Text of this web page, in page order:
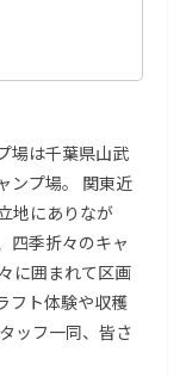
場は千葉県山武
ンプ場。 関東近
地にありなが
四季折々のキャ
に囲まれて区画
フト体験や収穫
ッフ一同、皆さ